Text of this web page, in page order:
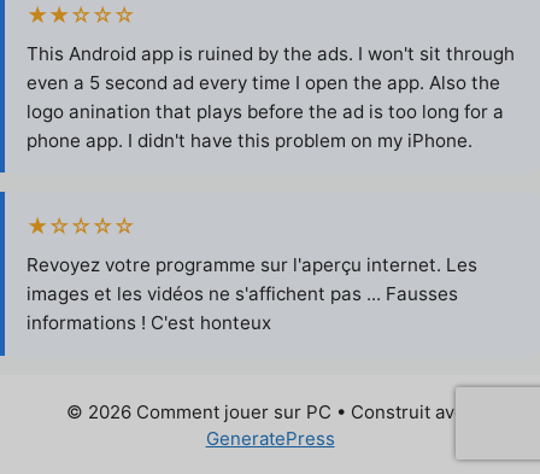
★★☆☆☆
This Android app is ruined by the ads. I won't sit through
even a 5 second ad every time I open the app. Also the
logo anination that plays before the ad is too long for a
phone app. I didn't have this problem on my iPhone.
★☆☆☆☆
Revoyez votre programme sur l'aperçu internet. Les
images et les vidéos ne s'affichent pas ... Fausses
informations ! C'est honteux
© 2026 Comment jouer sur PC • Construit avec
GeneratePress